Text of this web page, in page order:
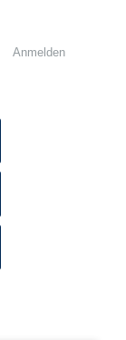
Anmelden